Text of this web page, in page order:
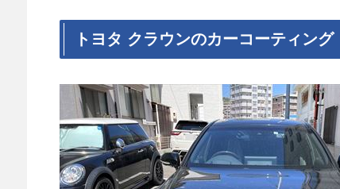
トヨタ クラウンのカーコーティング